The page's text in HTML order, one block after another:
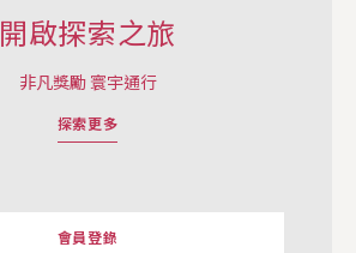
開啟探索之旅
非凡獎勵 寰宇通行
探索更多
會員登錄